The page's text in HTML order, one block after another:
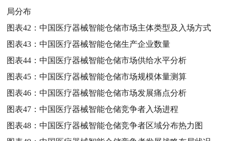
局分布
图表42：中国医疗器械智能仓储市场主体类型及入场方式
图表43：中国医疗器械智能仓储生产企业数量
图表44：中国医疗器械智能仓储市场供给水平分析
图表45：中国医疗器械智能仓储市场规模体量测算
图表46：中国医疗器械智能仓储市场发展痛点分析
图表47：中国医疗器械智能仓储竞争者入场进程
图表48：中国医疗器械智能仓储竞争者区域分布热力图